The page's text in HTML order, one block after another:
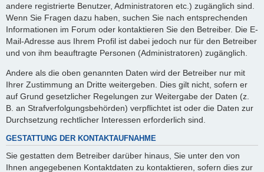
andere registrierte Benutzer, Administratoren etc.) zugänglich sind.
Wenn Sie Fragen dazu haben, suchen Sie nach entsprechenden
Informationen im Forum oder kontaktieren Sie den Betreiber. Die E-
Mail-Adresse aus Ihrem Profil ist dabei jedoch nur für den Betreiber
und von ihm beauftragte Personen (Administratoren) zugänglich.
Andere als die oben genannten Daten wird der Betreiber nur mit
Ihrer Zustimmung an Dritte weitergeben. Dies gilt nicht, sofern er
auf Grund gesetzlicher Regelungen zur Weitergabe der Daten (z.
B. an Strafverfolgungsbehörden) verpflichtet ist oder die Daten zur
Durchsetzung rechtlicher Interessen erforderlich sind.
GESTATTUNG DER KONTAKTAUFNAHME
Sie gestatten dem Betreiber darüber hinaus, Sie unter den von
Ihnen angegebenen Kontaktdaten zu kontaktieren, sofern dies zur